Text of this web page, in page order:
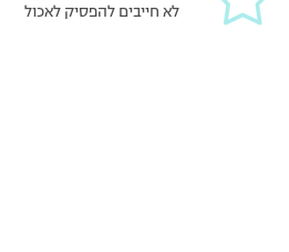
לא חייבים להפסיק לאכול